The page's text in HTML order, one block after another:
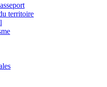
territoire